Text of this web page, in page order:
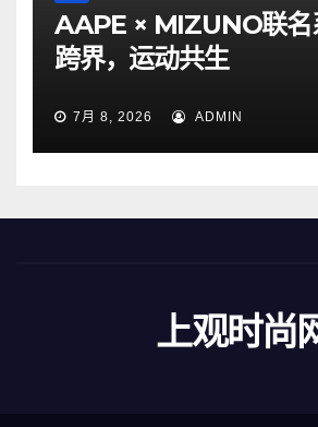
AAPE × MIZUNO联名
跨界，运动共生
7月 8, 2026 ADMIN
上观时尚